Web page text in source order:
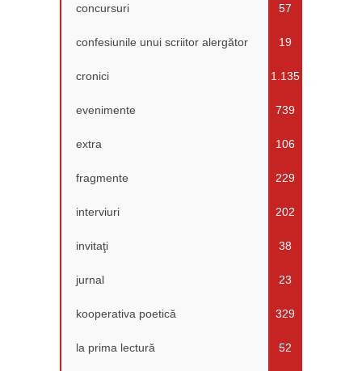
concursuri 57
confesiunile unui scriitor alergător 19
cronici 1.135
evenimente 739
extra 106
fragmente 229
interviuri 202
invitaţi 38
jurnal 23
kooperativa poetică 329
la prima lectură 52